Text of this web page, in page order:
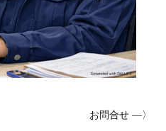
お問合せ ―〉